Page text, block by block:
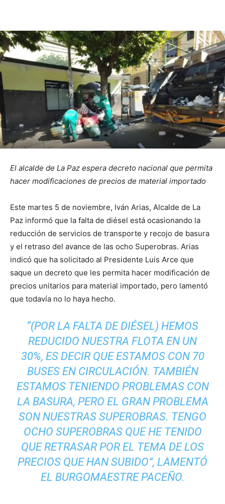
El alcalde de La Paz espera decreto nacional que permita
hacer modificaciones de precios de material importado
Este martes 5 de noviembre, Iván Arias, Alcalde de La
Paz informó que la falta de diésel está ocasionando la
reducción de servicios de transporte y recojo de basura
y el retraso del avance de las ocho Superobras. Arias
indicó que ha solicitado al Presidente Luis Arce que
saque un decreto que les permita hacer modificación de
precios unitarios para material importado, pero lamentó
que todavía no lo haya hecho.
“(POR LA FALTA DE DIÉSEL) HEMOS
REDUCIDO NUESTRA FLOTA EN UN
30%, ES DECIR QUE ESTAMOS CON 70
BUSES EN CIRCULACIÓN. TAMBIÉN
ESTAMOS TENIENDO PROBLEMAS CON
LA BASURA, PERO EL GRAN PROBLEMA
SON NUESTRAS SUPEROBRAS. TENGO
OCHO SUPEROBRAS QUE HE TENIDO
QUE RETRASAR POR EL TEMA DE LOS
PRECIOS QUE HAN SUBIDO”, LAMENTÓ
EL BURGOMAESTRE PACEÑO.